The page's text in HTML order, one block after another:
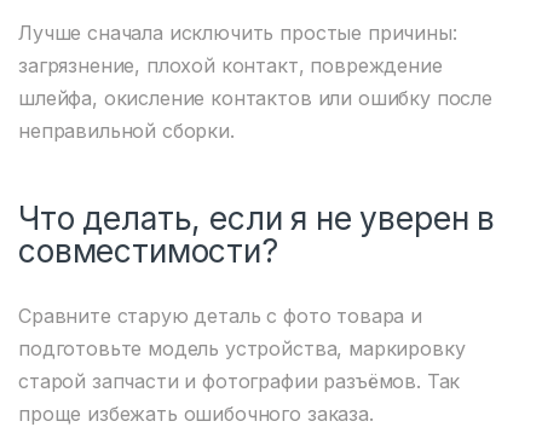
Лучше сначала исключить простые причины:
загрязнение, плохой контакт, повреждение
шлейфа, окисление контактов или ошибку после
неправильной сборки.
Что делать, если я не уверен в
совместимости?
Сравните старую деталь с фото товара и
подготовьте модель устройства, маркировку
старой запчасти и фотографии разъёмов. Так
проще избежать ошибочного заказа.